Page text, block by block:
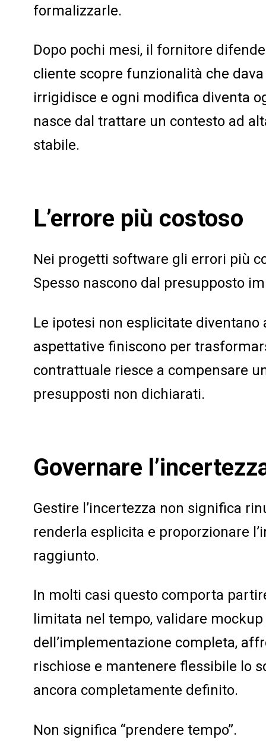
formalizzarle.
Dopo pochi mesi, il fornitore
cliente scopre funzionalità che
irrigidisce e ogni modifica diventa
nasce dal trattare un contesto ad
stabile.
L’errore più costoso
Nei progetti software gli errori più
Spesso nascono dal presupposto
Le ipotesi non esplicitate
aspettative finiscono per
contrattuale riesce a compensare
presupposti non dichiarati.
Governare
Gestire l’incertezza non significa
renderla esplicita e proporzionare
raggiunto.
In molti casi questo comporta
limitata nel tempo, validare
dell’implementazione completa,
rischiose e mantenere flessibile lo
ancora completamente definito.
Non significa “prendere tempo”.